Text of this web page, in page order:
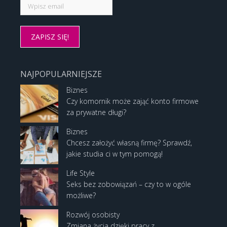
NAJPOPULARNIEJSZE
Biznes
Czy komornik może zająć konto firmowe
za prywatne długi?
Biznes
Chcesz założyć własną firmę? Sprawdź,
jakie studia ci w tym pomogą!
Life Style
Seks bez zobowiązań – czy to w ogóle
możliwe?
Rozwój osobisty